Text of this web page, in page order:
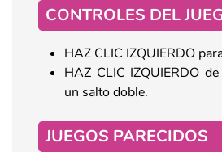
CONTROLES DEL
HAZ CLIC IZQUIERDO
HAZ CLIC IZQUIERDO
un salto doble.
JUEGOS PARECIDOS